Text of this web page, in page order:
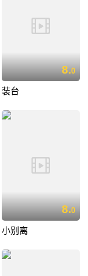
8.0
装台
8.0
小别离